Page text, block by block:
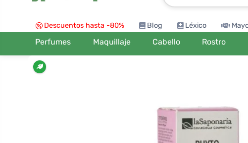
Descuentos hasta -80% Blog Léxico
Perfumes Maquillaje Cabello Rostro